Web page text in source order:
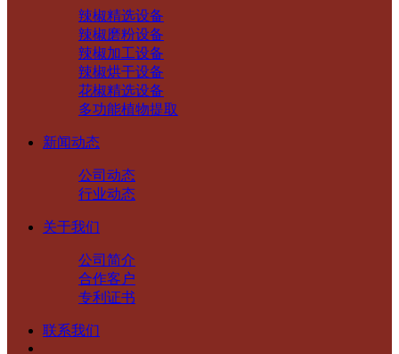
辣椒精选设备
辣椒磨粉设备
辣椒加工设备
辣椒烘干设备
花椒精选设备
多功能植物提取
新闻动态
公司动态
行业动态
关于我们
公司简介
合作客户
专利证书
联系我们